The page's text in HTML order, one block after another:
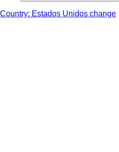
Country: Estados Unidos change